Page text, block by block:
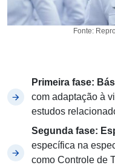
Fonte:
Primeira fase:
com adaptação à
estudos
Segunda fase:
específica na
como Controle de